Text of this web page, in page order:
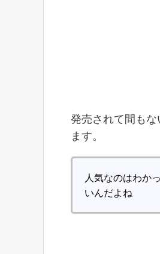
発売されて間も
ます。
人気なのはわか
いんだよね